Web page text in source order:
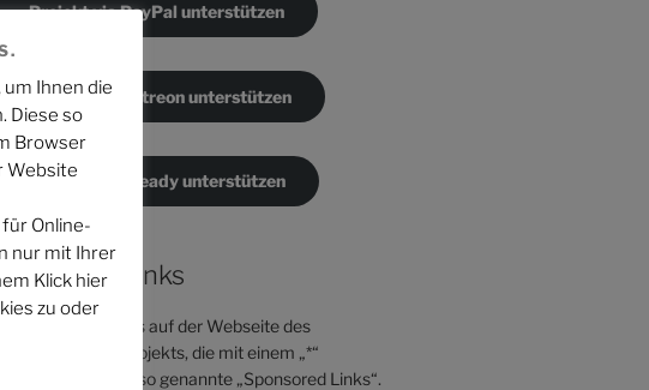
Projekt via PayPal unterstützen
Projekt via Patreon unterstützen
Projekt via Steady unterstützen
Sponsor-Links
Verschiedene Links auf der Webseite des
Phantastischen Projekts, die mit einem „*“
markiert sind, sind so genannte „Sponsored Links“.
Ihnen die
Diese so
Browser
Website
Online-
nur mit Ihrer
Klick hier
zu oder